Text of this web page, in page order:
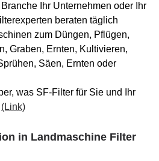
Ihr Unternehmen oder Ihr
beraten täglich
zum Düngen, Pflügen,
Graben, Ernten, Kultivieren,
Säen, Ernten oder
was SF-Filter für Sie und Ihr
(Link)
in Landmaschine Filter